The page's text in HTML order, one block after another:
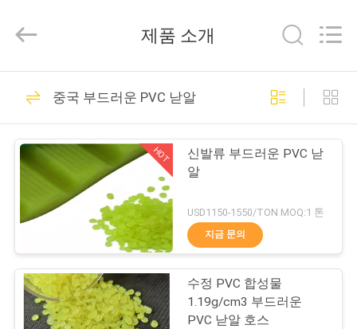
제
우
리
2021
CO.,LTD.
Developed
ECER
마비비르 바이오필
터 매체
23
mbbr 생물 매체
22
제품 소개
중국 부드러운 PVC 낟알
HOT
신발류 부드러운 PVC 낟
알
USD1150-1550/TON MOQ:1 톤
지금 문의
수정 PVC 합성물
1.19g/cm3 부드러운
PVC 낟알 호스